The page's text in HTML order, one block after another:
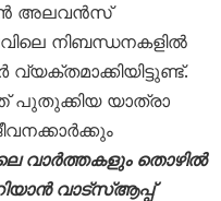
അലവൻസ്
നിബന്ധനകളിൽ
പുതുക്കിയ യാത്രാ
വാർത്തകളും തൊഴിൽ
വാട്സ്ആപ്പ്